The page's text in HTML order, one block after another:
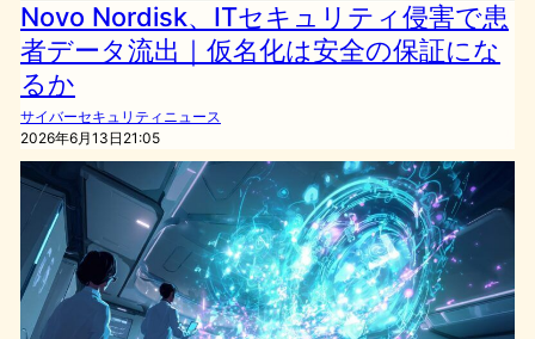
Novo Nordisk、ITセキュリティ侵害で患
者データ流出｜仮名化は安全の保証にな
るか
サイバーセキュリティニュース
2026年6月13日21:05